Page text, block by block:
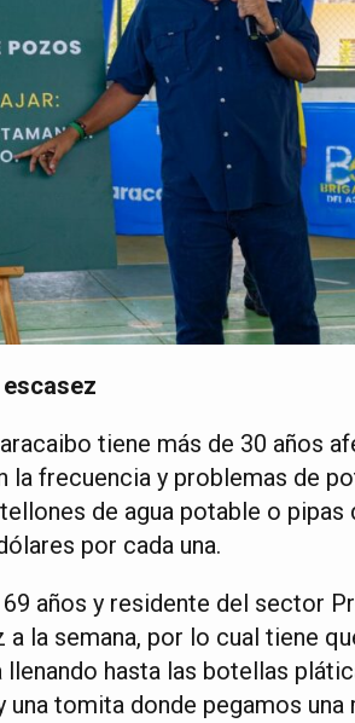
tiene más de 30 años
la frecuencia y problemas de
de agua potable o pipas
por cada una.
años y residente del sector
a la semana, por lo cual tiene
llenando hasta las botellas
una tomita donde pegamos